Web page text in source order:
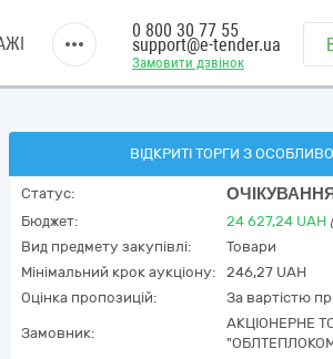
Замовити дзвінок
0 800 30 77 55
support@e-tender.ua
ВІДКРИТІ ТОРГИ З
Статус:
Бюджет: 24 627,24 UAH
Вид предмету закупівлі:
Товари
Мінімальний крок аукціону:
246,27 UAH
Оцінка пропозицій:
За вартістю
Замовник:
АКЦІОНЕРНЕ